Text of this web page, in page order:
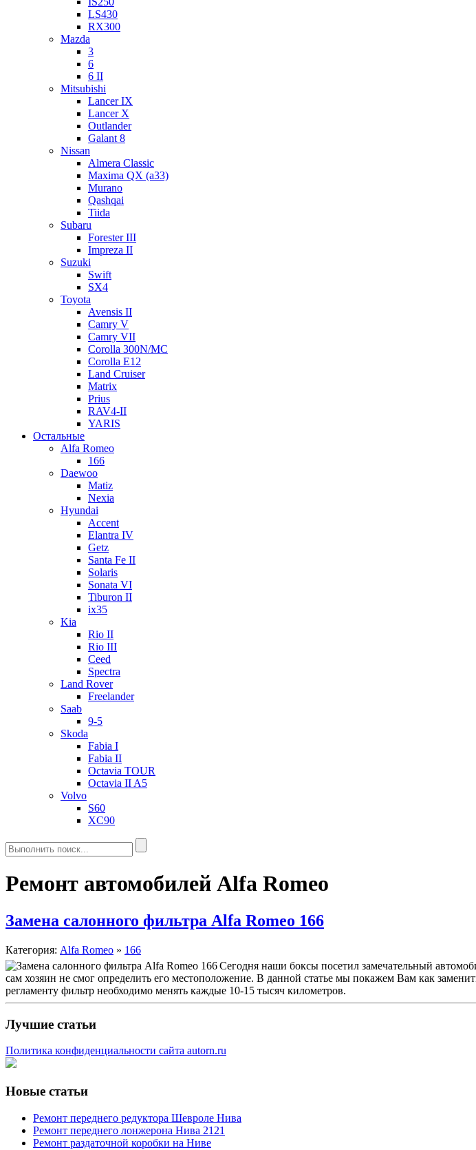
LS430
RX300
Mazda
3
6
6 II
Mitsubishi
Lancer IX
Lancer X
Outlander
Galant 8
Nissan
Almera Classic
Maxima QX (a33)
Murano
Qashqai
Tiida
Subaru
Forester III
Impreza II
Suzuki
Swift
SX4
Toyota
Avensis II
Camry V
Camry VII
Corolla 300N/MC
Corolla E12
Land Cruiser
Matrix
Prius
RAV4-II
YARIS
Остальные
Alfa Romeo
166
Daewoo
Matiz
Nexia
Hyundai
Accent
Elantra IV
Getz
Santa Fe II
Solaris
Sonata VI
Tiburon II
ix35
Kia
Rio II
Rio III
Ceed
Spectra
Land Rover
Freelander
Saab
9-5
Skoda
Fabia I
Fabia II
Octavia TOUR
Octavia II A5
Volvo
S60
XC90
Ремонт автомобилей Alfa Romeo
Замена салонного фильтра Alfa Romeo 166
Категория: Alfa Romeo » 166
Сегодня наши боксы посетил замечательный
сам хозяин не смог определить его местоположение. В данной статье мы покажем Вам как
регламенту фильтр необходимо менять каждые 10-15 тысяч километров.
Лучшие статьи
Политика конфиденциальности сайта autorn.ru
Новые статьи
Ремонт переднего редуктора Шевроле Нива
Ремонт переднего лонжерона Нива 2121
Ремонт раздаточной коробки на Ниве